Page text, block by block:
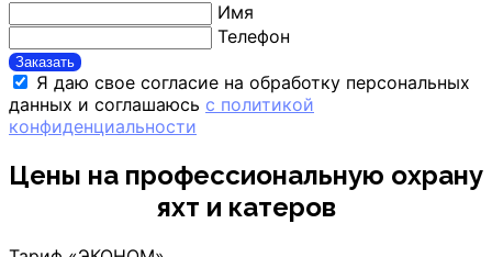
Имя
Телефон
Заказать
Я даю свое согласие на обработку персональных
данных и соглашаюсь с политикой
конфиденциальности
Цены на профессиональную охрану
яхт и катеров